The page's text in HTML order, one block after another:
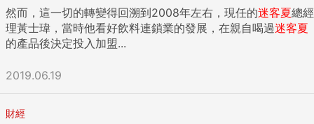
然而，這一切的轉變得回溯到2008年左右，現任的迷客夏總經
理黃士瑋，當時他看好飲料連鎖業的發展，在親自喝過迷客夏
的產品後決定投入加盟...
2019.06.19
財經